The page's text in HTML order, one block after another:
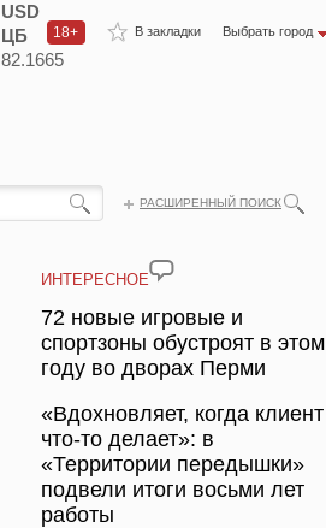
В закладки Выбрать город
18+
USD
ЦБ
82.1665
РАСШИРЕННЫЙ ПОИСК
ИНТЕРЕСНОЕ
72 новые игровые и
спортзоны обустроят в этом
году во дворах Перми
«Вдохновляет, когда клиент
что-то делает»: в
«Территории передышки»
подвели итоги восьми лет
работы